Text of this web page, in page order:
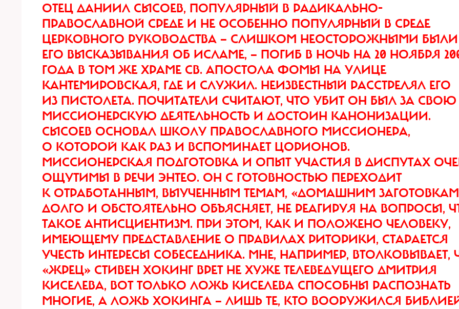
ОТЕЦ ДАНИИЛ СЫСОЕВ, ПОПУЛЯРНЫЙ В РАДИКАЛЬНО-
ПРАВОСЛАВНОЙ СРЕДЕ И НЕ ОСОБЕННО ПОПУЛЯРНЫЙ В СРЕДЕ
ЦЕРКОВНОГО РУКОВОДСТВА — СЛИШКОМ НЕОСТОРОЖНЫМИ БЫЛИ
ЕГО ВЫСКАЗЫВАНИЯ ОБ ИСЛАМЕ, — ПОГИБ В НОЧЬ НА 20 НОЯБРЯ
ГОДА В ТОМ ЖЕ ХРАМЕ СВ. АПОСТОЛА ФОМЫ НА УЛИЦЕ
КАНТЕМИРОВСКАЯ, ГДЕ И СЛУЖИЛ. НЕИЗВЕСТНЫЙ РАССТРЕЛЯЛ ЕГО
ИЗ ПИСТОЛЕТА. ПОЧИТАТЕЛИ СЧИТАЮТ, ЧТО УБИТ ОН БЫЛ ЗА СВОЮ
МИССИОНЕРСКУЮ ДЕЯТЕЛЬНОСТЬ И ДОСТОИН КАНОНИЗАЦИИ.
СЫСОЕВ ОСНОВАЛ ШКОЛУ ПРАВОСЛАВНОГО МИССИОНЕРА,
О КОТОРОЙ КАК РАЗ И ВСПОМИНАЕТ ЦОРИОНОВ.
МИССИОНЕРСКАЯ ПОДГОТОВКА И ОПЫТ УЧАСТИЯ В ДИСПУТАХ
ОЩУТИМЫ В РЕЧИ ЭНТЕО. ОН С ГОТОВНОСТЬЮ ПЕРЕХОДИТ
К ОТРАБОТАННЫМ, ВЫУЧЕННЫМ ТЕМАМ, «ДОМАШНИМ
ДОЛГО И ОБСТОЯТЕЛЬНО ОБЪЯСНЯЕТ, НЕ РЕАГИРУЯ НА ВОПРОСЫ,
ТАКОЕ АНТИСЦИЕНТИЗМ. ПРИ ЭТОМ, КАК И ПОЛОЖЕНО ЧЕЛОВЕКУ,
ИМЕЮЩЕМУ ПРЕДСТАВЛЕНИЕ О ПРАВИЛАХ РИТОРИКИ, СТАРАЕТСЯ
УЧЕСТЬ ИНТЕРЕСЫ СОБЕСЕДНИКА. МНЕ, НАПРИМЕР, ВТОЛКОВЫВАЕТ,
«ЖРЕЦ» СТИВЕН ХОКИНГ ВРЕТ НЕ ХУЖЕ ТЕЛЕВЕДУЩЕГО ДМИТРИЯ
КИСЕЛЕВА, ВОТ ТОЛЬКО ЛОЖЬ КИСЕЛЕВА СПОСОБНЫ РАСПОЗНАТЬ
МНОГИЕ, А ЛОЖЬ ХОКИНГА — ЛИШЬ ТЕ, КТО ВООРУЖИЛСЯ